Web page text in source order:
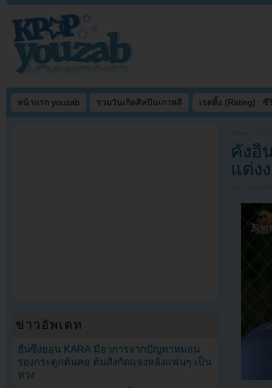
หน้าแรก youzab รวมวันเกิดศิลปินเกาหลี เรตติ้ง (Rating) : ซี
คังอิ
แต่ง
ข่าวอัพเดท
ฮันซึงยอน KARA มีอาการจากปัญหาหมอน
รองกระดูกต้นคอ ต้นสังกัดแจงหลังแฟนๆ เป็น
ห่วง